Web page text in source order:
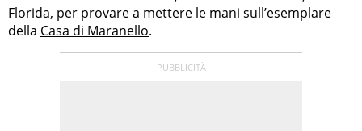
Florida, per provare a mettere le mani sull’esemplare
della Casa di Maranello.